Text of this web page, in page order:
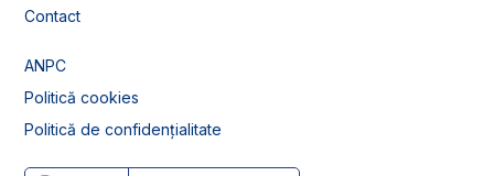
Contact
ANPC
Politică cookies
Politică de confidențialitate